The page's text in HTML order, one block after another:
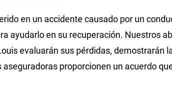
en un accidente causado por un
ayudarlo en su recuperación. Nuestros
evaluarán sus pérdidas, demostrarán
aseguradoras proporcionen un acuerdo